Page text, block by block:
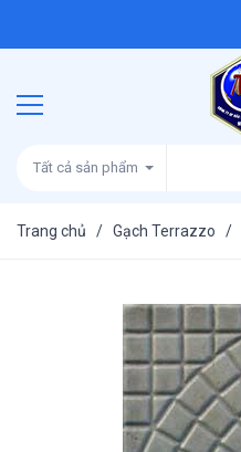
Tất cả sản phẩm
Trang chủ / Gạch Terrazzo /